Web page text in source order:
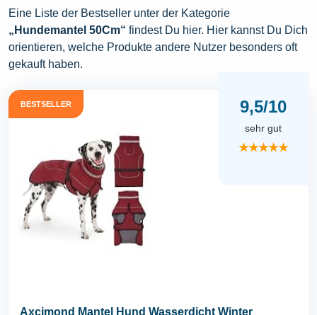
Eine Liste der Bestseller unter der Kategorie
„Hundemantel 50Cm“ findest Du hier. Hier kannst Du Dich
orientieren, welche Produkte andere Nutzer besonders oft
gekauft haben.
BESTSELLER 9,5/10
sehr gut
★★★★★
Axcimond Mantel Hund Wasserdicht Winter